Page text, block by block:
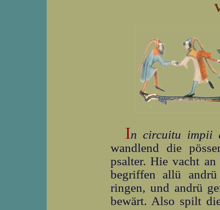
In circuitu impii
wandlend die
psalter. Hie vacht
begriffen allü
ringen, und andrü
bewärt. Also spilt